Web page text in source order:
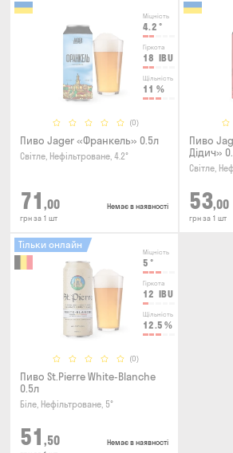
Міцність
4.2 °
Гіркота
18 IBU
Щільність
11 %
(0)
Пиво Jager «Франкель» 0.5л
Світле, Нефільтроване, 4.2°
71 ,00
грн за 1 шт
Немає в наявності
Пиво
Дідич»
Світле,
53,00
грн за 1 шт
Міцність
5 °
Гіркота
12 IBU
Щільність
12.5 %
(0)
Тільки онлайн
Пиво St.Pierre White-Blanche
0.5л
Біле, Нефільтроване, 5°
51 ,50 Немає в наявності